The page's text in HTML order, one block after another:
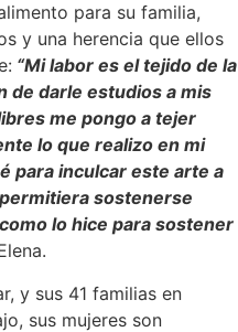
para su familia,
y una herencia que ellos
“Mi labor es el tejido de la
de darle estudios a mis
me pongo a tejer
lo que realizo en mi
para inculcar este arte a
sostenerse
lo hice para sostener
y sus 41 familias en
sus mujeres son